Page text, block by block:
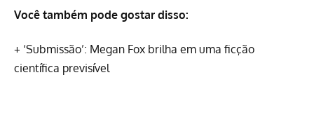
Você também pode gostar disso:
+ ‘Submissão’: Megan Fox brilha em uma ficção
científica previsível